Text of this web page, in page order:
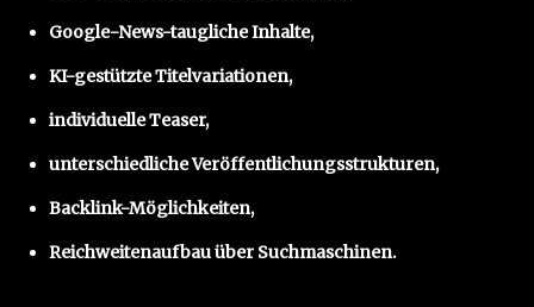
Google-News-taugliche Inhalte,
KI-gestützte Titelvariationen,
individuelle Teaser,
unterschiedliche Veröffentlichungsstrukturen,
Backlink-Möglichkeiten,
Reichweitenaufbau über Suchmaschinen.